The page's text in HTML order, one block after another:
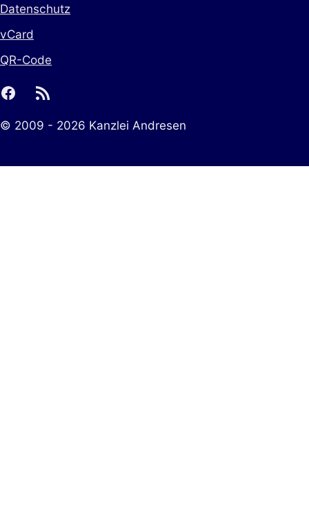
© 2009 - 2026 Kanzlei Andresen
Datenschutz
vCard
QR-Code
facebook